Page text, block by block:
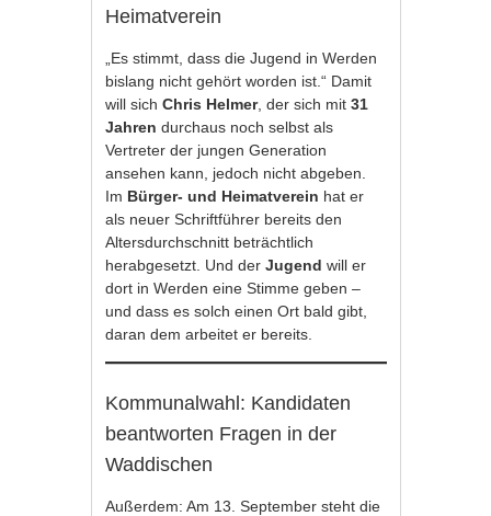
Heimatverein
„Es stimmt, dass die Jugend in Werden
bislang nicht gehört worden ist.“ Damit
will sichChris Helmer, der sich mit31
Jahrendurchaus noch selbst als
Vertreter der jungen Generation
ansehen kann, jedoch nicht abgeben.
Im Bürger- und Heimatverein hat er
als neuer Schriftführer bereits den
Altersdurchschnitt beträchtlich
herabgesetzt. Und derJugendwill er
dort in Werden eine Stimme geben –
und dass es solch einen Ort bald gibt,
daran dem arbeitet er bereits.
Kommunalwahl: Kandidaten
beantworten Fragen in der
Waddischen
Außerdem: Am 13. September steht die